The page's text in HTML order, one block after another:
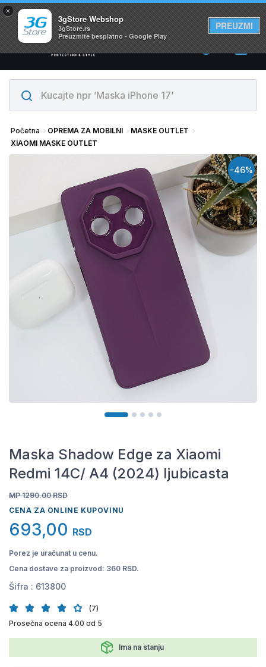
×
3gStore Webshop
3gStore.rs
Preuzmite besplatno - Google Play
PREUZMI
Svi proizvodi su na lageru. Slanje istog dana!
0
Početna OPREMA ZA MOBILNI
MASKE OUTLET
XIAOMI MASKE OUTLET
-46%
Maska Shadow Edge za Xiaomi
Redmi 14C/ A4 (2024) ljubicasta
MP 1290.00 RSD
CENA ZA ONLINE KUPOVINU
693,00 RSD
Porez je uračunat u cenu.
Cena dostave za proizvod: 360 RSD.
Šifra : 613800
(7)
Prosečna ocena 4.00 od 5
Ima na stanju